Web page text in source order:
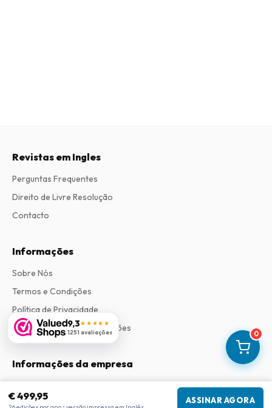
0
€ 499,95 ASSINAR AGORA
9,3★★★★★
1251 avaliações
Revistas em Ingles
Perguntas Frequentes
Direito de Livre Resolução
Contacto
Informações
Sobre Nós
Termos e Condições
Política de Privacidade
Procedimento de Reclamações
Informações da empresa
3043 PR Rotterdam, Países Baixos